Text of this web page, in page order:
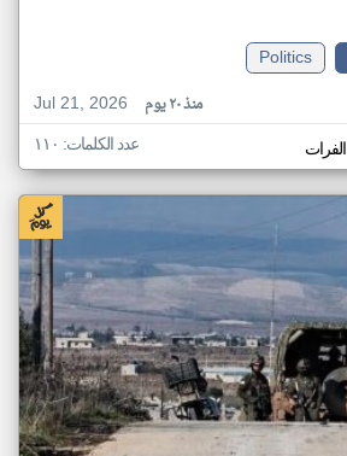
Politics
Jul 21, 2026
منذ ٢٠ يوم
الفرات عدد الكلمات: ١١٠